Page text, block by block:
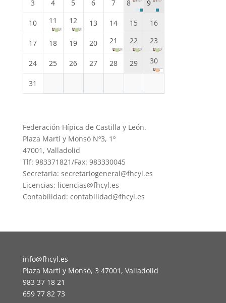
3 4 5 6 7 8 9
10 11 12 13 14 15 16
17 18 19 20 21 22 23
24 25 26 27 28 29 30
31
Federación Hípica de Castilla y León.
Plaza Martí y Monsó Nº3, 1º
47001, Valladolid
Tlf: 983371821/Fax: 983330045
Secretaria: secretariogeneral@fhcyl.es
Licencias: licencias@fhcyl.es
Contabilidad: contabilidad@fhcyl.es
info@fhcyl.es
Plaza Martí y Monsó, 3 47001, Valladolid
983 37 18 21
659 77 82 73